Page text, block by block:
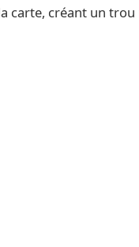
carte, créant un